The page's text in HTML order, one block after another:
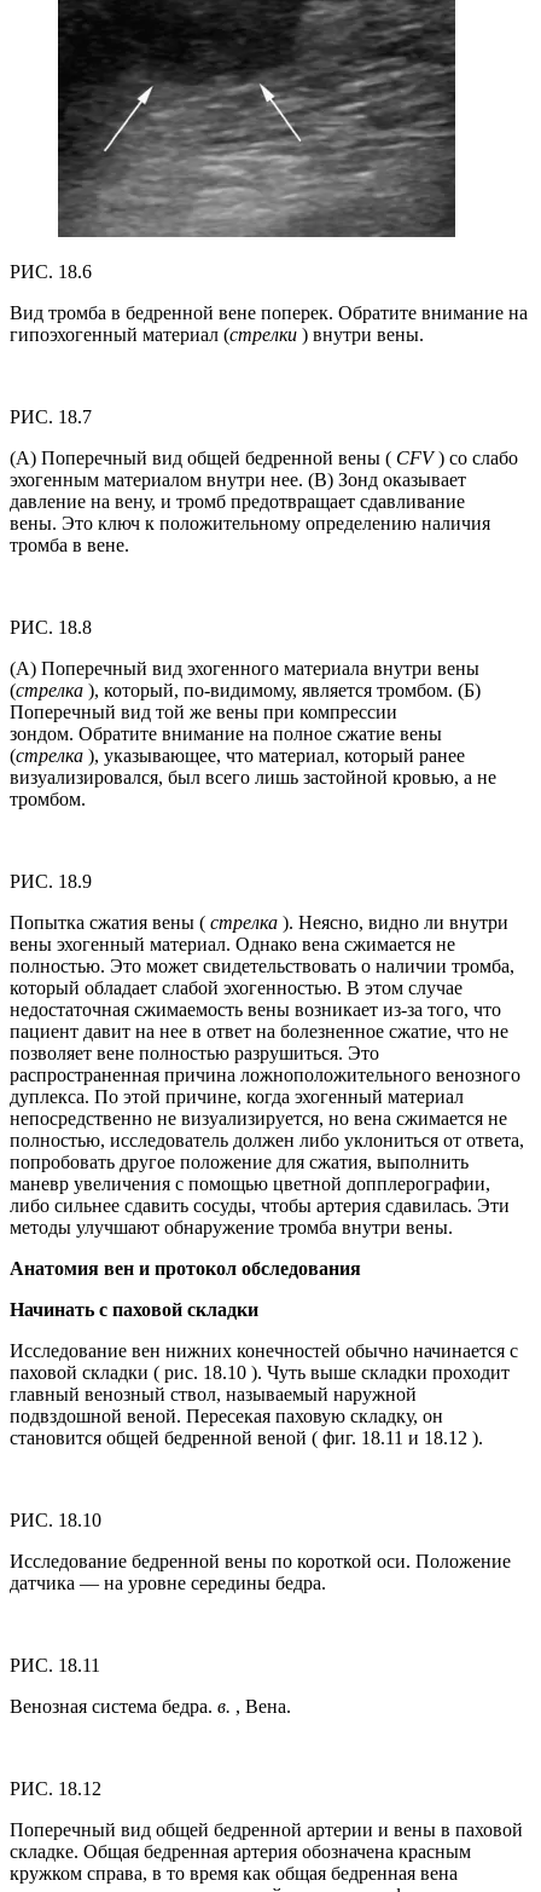
РИС. 18.6
Вид тромба в бедренной вене поперек. Обратите внимание на
гипоэхогенный материал (стрелки ) внутри вены.
РИС. 18.7
(А) Поперечный вид общей бедренной вены ( CFV) со слабо
эхогенным материалом внутри нее. (B) Зонд оказывает
давление на вену, и тромб предотвращает сдавливание
вены. Это ключ к положительному определению наличия
тромба в вене.
РИС. 18.8
(А) Поперечный вид эхогенного материала внутри вены
(стрелка ), который, по-видимому, является тромбом. (Б)
Поперечный вид той же вены при компрессии
зондом. Обратите внимание на полное сжатие вены
(стрелка ), указывающее, что материал, который ранее
визуализировался, был всего лишь застойной кровью, а не
тромбом.
РИС. 18.9
Попытка сжатия вены ( стрелка ). Неясно, видно ли внутри
вены эхогенный материал. Однако вена сжимается не
полностью. Это может свидетельствовать о наличии тромба,
который обладает слабой эхогенностью. В этом случае
недостаточная сжимаемость вены возникает из-за того, что
пациент давит на нее в ответ на болезненное сжатие, что не
позволяет вене полностью разрушиться. Это
распространенная причина ложноположительного венозного
дуплекса. По этой причине, когда эхогенный материал
непосредственно не визуализируется, но вена сжимается не
полностью, исследователь должен либо уклониться от ответа,
попробовать другое положение для сжатия, выполнить
маневр увеличения с помощью цветной допплерографии,
либо сильнее сдавить сосуды, чтобы артерия сдавилась. Эти
методы улучшают обнаружение тромба внутри вены.
Анатомия вен и протокол обследования
Начинать с паховой складки
Исследование вен нижних конечностей обычно начинается с
паховой складки ( рис. 18.10 ). Чуть выше складки проходит
главный венозный ствол, называемый наружной
подвздошной веной. Пересекая паховую складку, он
становится общей бедренной веной ( фиг. 18.11 и 18.12 ).
РИС. 18.10
Исследование бедренной вены по короткой оси. Положение
датчика — на уровне середины бедра.
РИС. 18.11
Венозная система бедра. в. , Вена.
РИС. 18.12
Поперечный вид общей бедренной артерии и вены в паховой
складке. Общая бедренная артерия обозначена красным
кружком справа, в то время как общая бедренная вена